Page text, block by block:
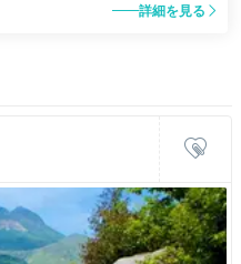
詳細を見る